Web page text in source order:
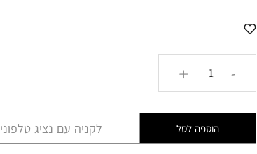
-
+
הוספה לסל לקניה עם נציג טלפוני